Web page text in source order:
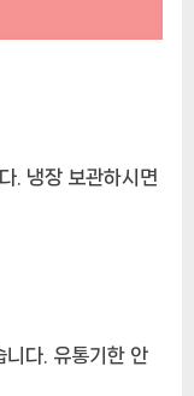
. 냉장 보관하시면
니다. 유통기한 안